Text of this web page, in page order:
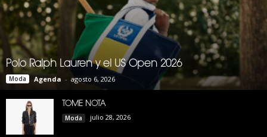
Polo Ralph Lauren y el US Open 2026
Moda Agenda - agosto 6, 2026
TOME NOTA
Moda julio 28, 2026